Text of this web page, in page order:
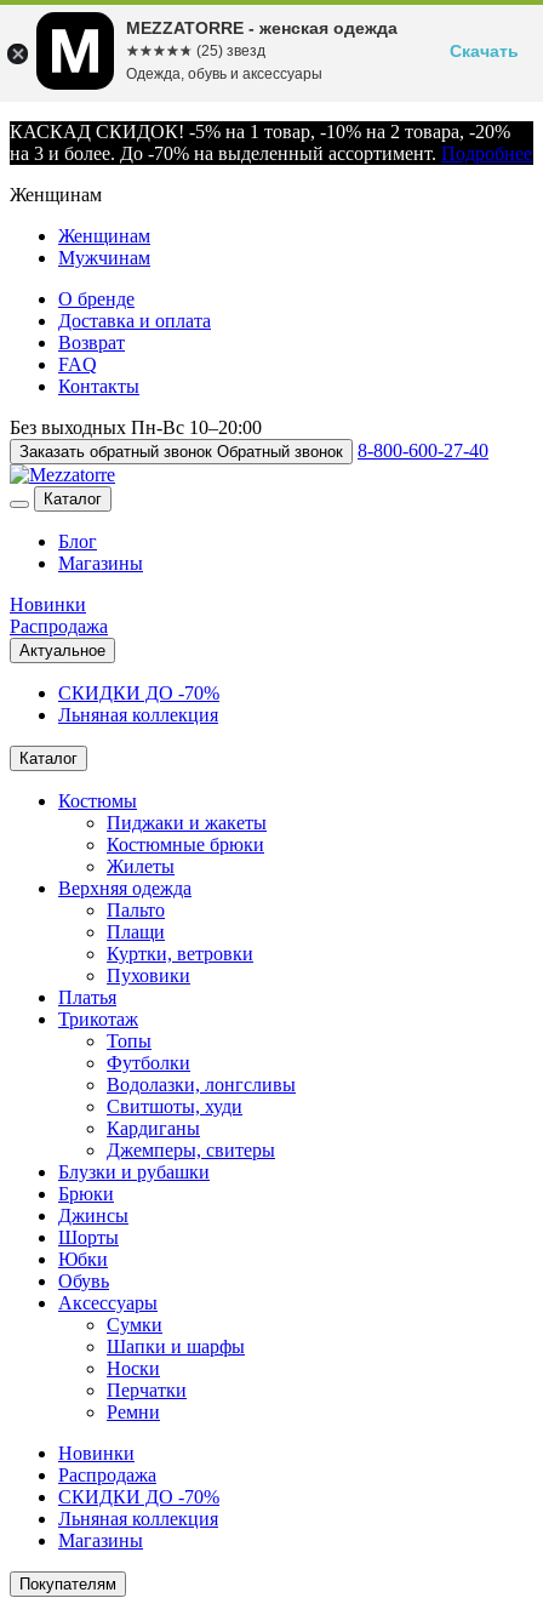
КАСКАД СКИДОК! -5% на 1 товар, -10% на 2 товара, -20%
на 3 и более. До -70% на выделенный ассортимент. Подробнее
Женщинам
Женщинам
Мужчинам
О бренде
Доставка и оплата
Возврат
FAQ
Контакты
Без выходных Пн-Вс 10–20:00
Заказать обратный звонок Обратный звонок 8-800-600-27-40
Каталог
Блог
Магазины
Новинки
Распродажа
Актуальное
СКИДКИ ДО -70%
Льняная коллекция
Каталог
Костюмы
Пиджаки и жакеты
Костюмные брюки
Жилеты
Верхняя одежда
Пальто
Плащи
Куртки, ветровки
Пуховики
Платья
Трикотаж
Топы
Футболки
Водолазки, лонгсливы
Свитшоты, худи
Кардиганы
Джемперы, свитеры
Блузки и рубашки
Брюки
Джинсы
Шорты
Юбки
Обувь
Аксессуары
Сумки
Шапки и шарфы
Носки
Перчатки
Ремни
Новинки
Распродажа
СКИДКИ ДО -70%
Льняная коллекция
Магазины
Покупателям
MEZZATORRE - женская одежда
☆☆☆☆☆
★★★★★ (25) звезд
Одежда, обувь и аксессуары
Скачать